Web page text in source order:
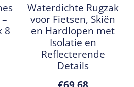
8
Waterdichte Rugzak
voor Fietsen, Skiën
en Hardlopen met
Isolatie en
Reflecterende
Details